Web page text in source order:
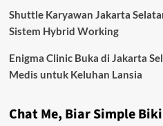
Shuttle Karyawan Jakarta
Sistem Hybrid Working
Enigma Clinic Buka di Jakarta
Medis untuk Keluhan Lansia
Chat Me, Biar Simple